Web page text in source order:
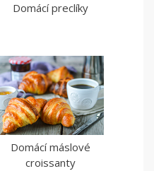
Domácí preclíky
Domácí máslové
croissanty